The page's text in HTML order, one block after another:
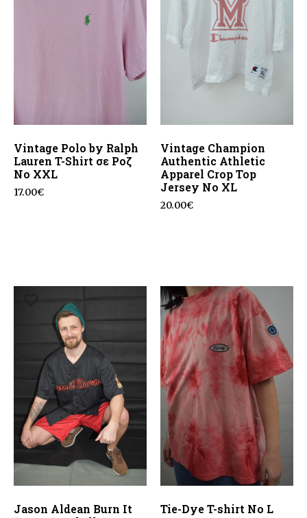
Vintage Polo by Ralph
Lauren T-Shirt σε Ροζ
No XXL
17.00€
Vintage Champion
Authentic Athletic
Apparel Crop Top
Jersey No XL
20.00€
Jason Aldean Burn It
Tie-Dye T-shirt No L